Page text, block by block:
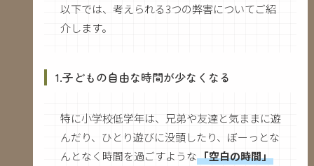
以下では、考えられる3つの弊害についてご紹
介します。
1.子どもの自由な時間が少なくなる
特に小学校低学年は、兄弟や友達と気ままに遊
んだり、ひとり遊びに没頭したり、ぼーっとな
んとなく時間を過ごすような「空白の時間」